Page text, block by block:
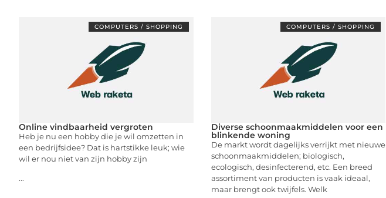
COMPUTERS / SHOPPING
Online vindbaarheid vergroten
Heb je nu een hobby die je wil omzetten in
een bedrijfsidee? Dat is hartstikke leuk; wie
wil er nou niet van zijn hobby zijn
...
COMPUTERS / SHOPPING
Diverse schoonmaakmiddelen voor een
blinkende woning
De markt wordt dagelijks verrijkt met nieuwe
schoonmaakmiddelen; biologisch,
ecologisch, desinfecterend, etc. Een breed
assortiment van producten is vaak ideaal,
maar brengt ook twijfels. Welk